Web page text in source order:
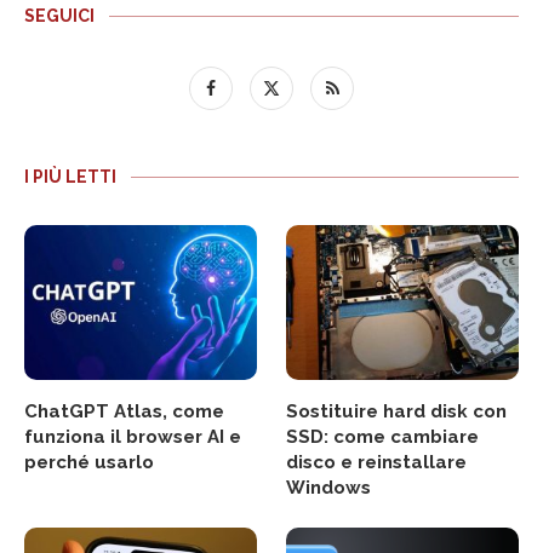
SEGUICI
I PIÙ LETTI
ChatGPT Atlas, come
funziona il browser AI e
perché usarlo
Sostituire hard disk con
SSD: come cambiare
disco e reinstallare
Windows